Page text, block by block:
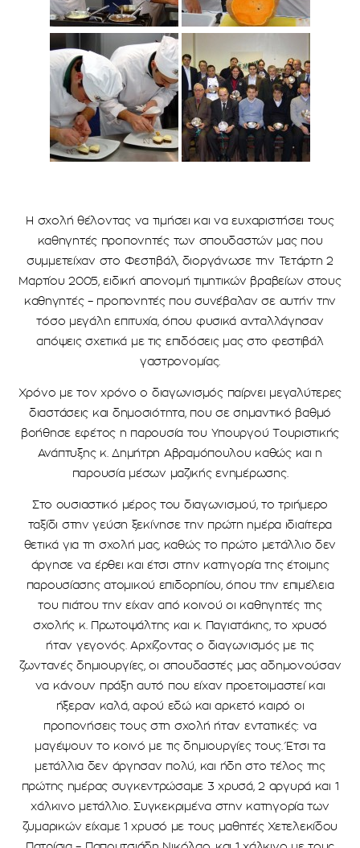
Η σχολή θέλοντας να τιμήσει και να ευχαριστήσει τους
καθηγητές προπονητές των σπουδαστών μας που
συμμετείχαν στο Φεστιβάλ, διοργάνωσε την Τετάρτη 2
Μαρτίου 2005, ειδική απονομή τιμητικών βραβείων στους
καθηγητές – προπονητές που συνέβαλαν σε αυτήν την
τόσο μεγάλη επιτυχία, όπου φυσικά ανταλλάγησαν
απόψεις σχετικά με τις επιδόσεις μας στο φεστιβάλ
γαστρονομίας.
Χρόνο με τον χρόνο ο διαγωνισμός παίρνει μεγαλύτερες
διαστάσεις και δημοσιότητα, που σε σημαντικό βαθμό
βοήθησε εφέτος η παρουσία του Υπουργού Τουριστικής
Ανάπτυξης κ. Δημήτρη Αβραμόπουλου καθώς και η
παρουσία μέσων μαζικής ενημέρωσης.
Στο ουσιαστικό μέρος του διαγωνισμού, το τριήμερο
ταξίδι στην γεύση ξεκίνησε την πρώτη ημέρα ιδιαίτερα
θετικά για τη σχολή μας, καθώς το πρώτο μετάλλιο δεν
άργησε να έρθει και έτσι στην κατηγορία της έτοιμης
παρουσίασης ατομικού επιδορπίου, όπου την επιμέλεια
του πιάτου την είχαν από κοινού οι καθηγητές της
σχολής κ. Πρωτοψάλτης και κ. Παγιατάκης, το χρυσό
ήταν γεγονός. Αρχίζοντας ο διαγωνισμός με τις
ζωντανές δημιουργίες, οι σπουδαστές μας αδημονούσαν
να κάνουν πράξη αυτό που είχαν προετοιμαστεί και
ήξεραν καλά, αφού εδώ και αρκετό καιρό οι
προπονήσεις τους στη σχολή ήταν εντατικές: να
μαγέψουν το κοινό με τις δημιουργίες τους. Έτσι τα
μετάλλια δεν άργησαν πολύ, και ήδη στο τέλος της
πρώτης ημέρας συγκεντρώσαμε 3 χρυσά, 2 αργυρά και 1
χάλκινο μετάλλιο. Συγκεκριμένα στην κατηγορία των
ζυμαρικώv είχαμε 1 χρυσό με τους μαθητές Χετελεκίδου